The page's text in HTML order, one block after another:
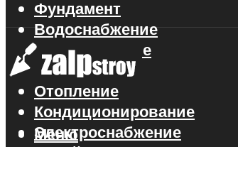
Фундамент
Водоснабжение
Газоснабжение
Канализация
Отопление
Кондиционирование
Электроснабжение
Стройматериалы
Меню